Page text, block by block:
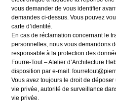
vous demander de vous identifier
demandes ci-dessus. Vous pouvez
carte d’identité.
En cas de réclamation concernant le
personnelles, nous vous demandons
responsable à la protection des
Fourre-Tout – Atelier d’Architecture
disposition par e-mail:
Vous avez toujours le droit de
vie privée, autorité de surveillance
vie privée.